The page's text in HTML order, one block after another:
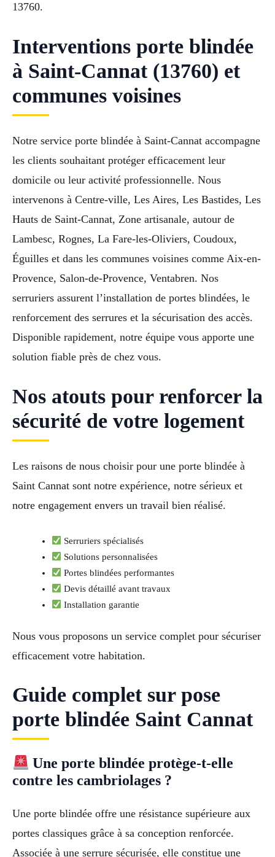
13760.
Interventions porte blindée
à Saint-Cannat (13760) et
communes voisines
Notre service porte blindée à Saint-Cannat accompagne
les clients souhaitant protéger efficacement leur
domicile ou leur activité professionnelle. Nous
intervenons à Centre-ville, Les Aires, Les Bastides, Les
Hauts de Saint-Cannat, Zone artisanale, autour de
Lambesc, Rognes, La Fare-les-Oliviers, Coudoux,
Éguilles et dans les communes voisines comme Aix-en-
Provence, Salon-de-Provence, Ventabren. Nos
serruriers assurent l’installation de portes blindées, le
renforcement des serrures et la sécurisation des accès.
Disponible rapidement, notre équipe vous apporte une
solution fiable près de chez vous.
Nos atouts pour renforcer la
sécurité de votre logement
Les raisons de nous choisir pour une porte blindée à
Saint Cannat sont notre expérience, notre sérieux et
notre engagement envers un travail bien réalisé.
Serruriers spécialisés
Solutions personnalisées
Portes blindées performantes
Devis détaillé avant travaux
Installation garantie
Nous vous proposons un service complet pour sécuriser
efficacement votre habitation.
Guide complet sur pose
porte blindée Saint Cannat
Une porte blindée protège-t-elle
contre les cambriolages ?
Une porte blindée offre une résistance supérieure aux
portes classiques grâce à sa conception renforcée.
Associée à une serrure sécurisée, elle constitue une